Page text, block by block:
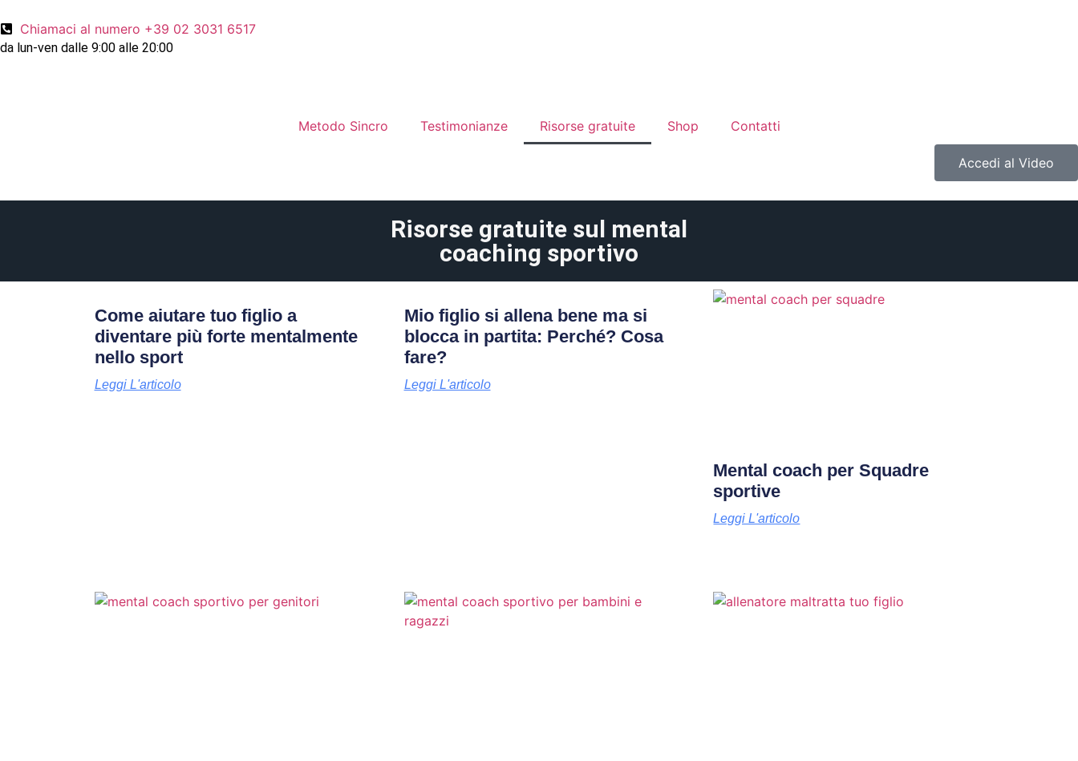
Chiamaci al numero +39 02 3031 6517
da lun-ven dalle 9:00 alle 20:00
Metodo Sincro Testimonianze Risorse gratuite Shop Contatti
Accedi al Video
Risorse gratuite sul mental
coaching sportivo
Come aiutare tuo figlio a
diventare più forte mentalmente
nello sport
Leggi L'articolo
Mio figlio si allena bene ma si
blocca in partita: Perché? Cosa
fare?
Leggi L'articolo
Mental coach per Squadre
sportive
Leggi L'articolo